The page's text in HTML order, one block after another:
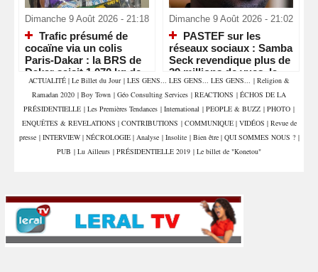
Dimanche 9 Août 2026 - 21:18
Trafic présumé de
cocaïne via un colis
Paris-Dakar : la BRS de
Dakar saisit 1,070 kg de
drogue et interpelle deux
commerçants
Dimanche 9 Août 2026 - 21:02
PASTEF sur les
réseaux sociaux : Samba
Seck revendique plus de
39 millions de vues, la «
machine » numérique de
Sonko en pleine
accélération
ACTUALITÉ | Le Billet du Jour | LES GENS... LES GENS... LES GENS... | Religion &
Ramadan 2020 | Boy Town | Géo Consulting Services | REACTIONS | ÉCHOS DE LA
PRÉSIDENTIELLE | Les Premières Tendances | International | PEOPLE & BUZZ | PHOTO |
ENQUÊTES & REVELATIONS | CONTRIBUTIONS | COMMUNIQUE | VIDÉOS | Revue de
presse | INTERVIEW | NÉCROLOGIE | Analyse | Insolite | Bien être | QUI SOMMES NOUS ? |
PUB | Lu Ailleurs | PRÉSIDENTIELLE 2019 | Le billet de "Konetou"